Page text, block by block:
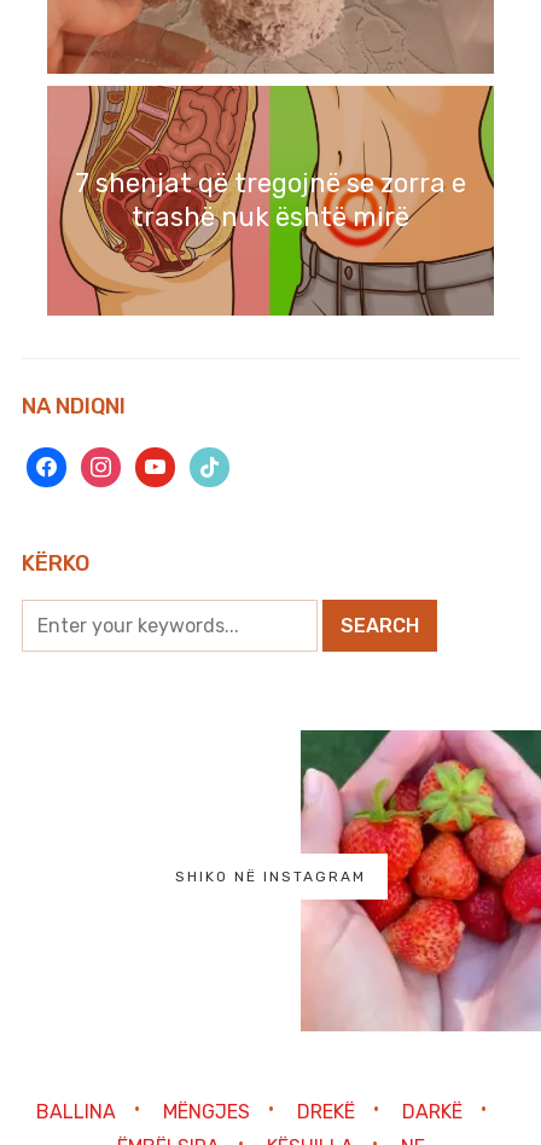
7 shenjat që tregojnë se zorra e
trashë nuk është mirë
NA NDIQNI
facebookinstagramyoutubetiktok
KËRKO
SHIKO NË INSTAGRAM
BALLINA MËNGJES DREKË
DARKË